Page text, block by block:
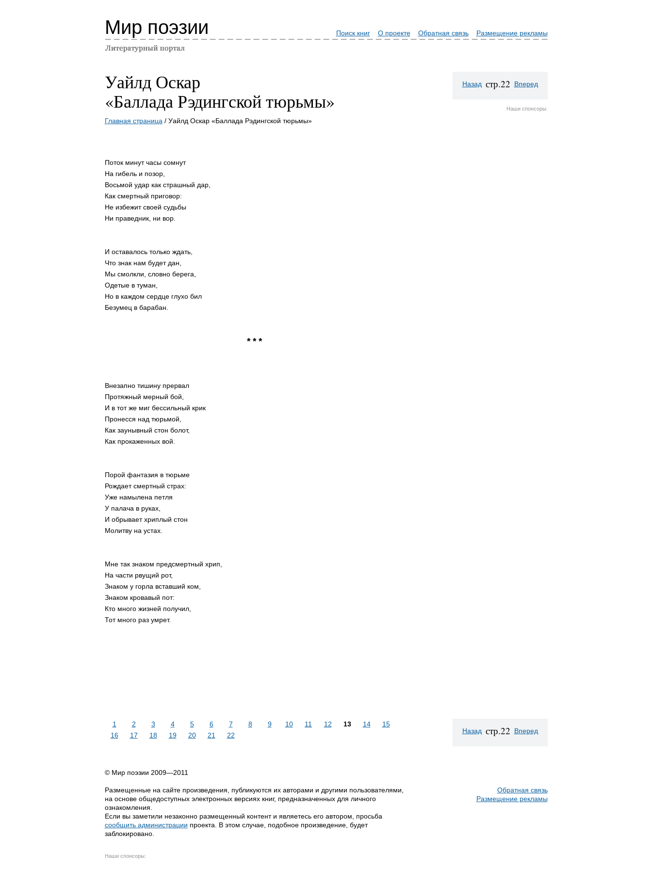
Мир поэзии Поиск книг О проекте Обратная связь Размещение рекламы
Уайлд Оскар
«Баллада Рэдингской тюрьмы»
Главная страница / Уайлд Оскар «Баллада Рэдингской тюрьмы»
Поток минут часы сомнут
На гибель и позор,
Восьмой удар как страшный дар,
Как смертный приговор:
Не избежит своей судьбы
Ни праведник, ни вор.
И оставалось только ждать,
Что знак нам будет дан,
Мы смолкли, словно берега,
Одетые в туман,
Но в каждом сердце глухо бил
Безумец в барабан.
* * *
Внезапно тишину прервал
Протяжный мерный бой,
И в тот же миг бессильный крик
Пронесся над тюрьмой,
Как заунывный стон болот,
Как прокаженных вой.
Порой фантазия в тюрьме
Рождает смертный страх:
Уже намылена петля
У палача в руках,
И обрывает хриплый стон
Молитву на устах.
Мне так знаком предсмертный хрип,
На части рвущий рот,
Знаком у горла вставший ком,
Знаком кровавый пот:
Кто много жизней получил,
Тот много раз умрет.
Назад стр.22 Вперед
Наши спонсоры:
1 2 3 4 5 6 7 8 9 10 11 12 13 14
15
16
17 18 19 20 21 22
Назад стр.22 Вперед
© Мир поэзии 2009—2011
Размещенные на сайте произведения, публикуются их авторами и другими пользователями,
на основе общедоступных электронных версиях книг, предназначенных для личного
ознакомления.
Если вы заметили незаконно размещенный контент и являетесь его автором, просьба
сообщить администрации проекта. В этом случае, подобное произведение, будет
заблокировано.
Наши спонсоры:
Обратная связь
Размещение рекламы